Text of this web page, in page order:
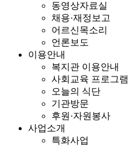
동영상자료실
채용·재정보고
어르신목소리
언론보도
이용안내
복지관 이용안내
사회교육 프로그램
오늘의 식단
기관방문
후원·자원봉사
사업소개
특화사업